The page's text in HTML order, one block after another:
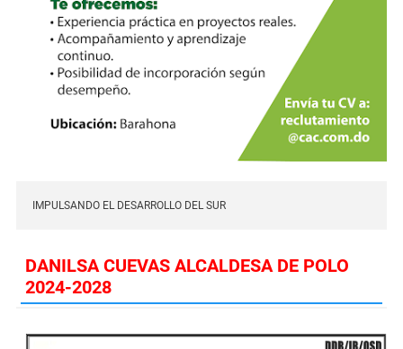
IMPULSANDO EL DESARROLLO DEL SUR
DANILSA CUEVAS ALCALDESA DE POLO
2024-2028